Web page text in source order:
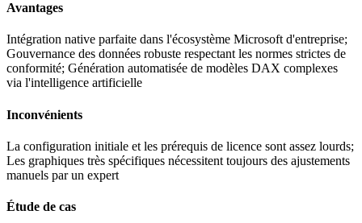
Avantages
Intégration native parfaite dans l'écosystème Microsoft d'entreprise;
Gouvernance des données robuste respectant les normes strictes de
conformité; Génération automatisée de modèles DAX complexes
via l'intelligence artificielle
Inconvénients
La configuration initiale et les prérequis de licence sont assez lourds;
Les graphiques très spécifiques nécessitent toujours des ajustements
manuels par un expert
Étude de cas